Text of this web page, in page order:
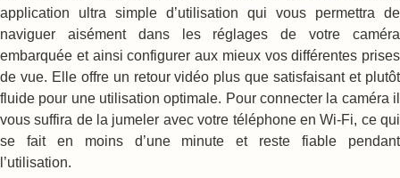
application ultra simple d’utilisation qui vous permettra de
naviguer aisément dans les réglages de votre caméra
embarquée et ainsi configurer aux mieux vos différentes prises
de vue. Elle offre un retour vidéo plus que satisfaisant et plutôt
fluide pour une utilisation optimale. Pour connecter la caméra il
vous suffira de la jumeler avec votre téléphone en Wi-Fi, ce qui
se fait en moins d’une minute et reste fiable pendant
l’utilisation.